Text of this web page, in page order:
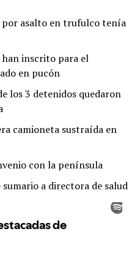
por asalto en trufulco tenía
han inscrito para el
en pucón
los 3 detenidos quedaron
camioneta sustraída en
con la península
a directora de salud